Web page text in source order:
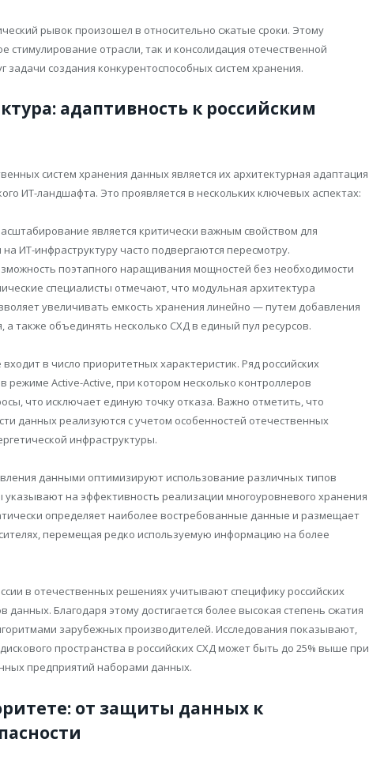
рывок произошел в относительно сжатые сроки. Этому
стимулирование отрасли, так и консолидация отечественной
создания конкурентоспособных систем хранения.
адаптивность к российским
систем хранения данных является их архитектурная адаптация
ИТ-ландшафта. Это проявляется в нескольких ключевых аспектах:
является критически важным свойством для
ИТ-инфраструктуру часто подвергаются пересмотру.
поэтапного наращивания мощностей без необходимости
специалисты отмечают, что модульная архитектура
увеличивать емкость хранения линейно — путем добавления
также объединять несколько СХД в единый пул ресурсов.
в число приоритетных характеристик. Ряд российских
режиме Active-Active, при котором несколько контроллеров
что исключает единую точку отказа. Важно отметить, что
данных реализуются с учетом особенностей отечественных
инфраструктуры.
данными оптимизируют использование различных типов
на эффективность реализации многоуровневого хранения
определяет наиболее востребованные данные и размещает
перемещая редко используемую информацию на более
в отечественных решениях учитывают специфику российских
Благодаря этому достигается более высокая степень сжатия
зарубежных производителей. Исследования показывают,
пространства в российских СХД может быть до 25% выше при
предприятий наборами данных.
от защиты данных к